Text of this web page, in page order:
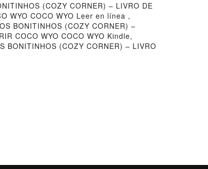
(COZY CORNER) – LIVRO DE
WYO COCO WYO Leer en línea ,
BONITINHOS (COZY CORNER) –
COCO WYO COCO WYO Kindle,
BONITINHOS (COZY CORNER) – LIVRO